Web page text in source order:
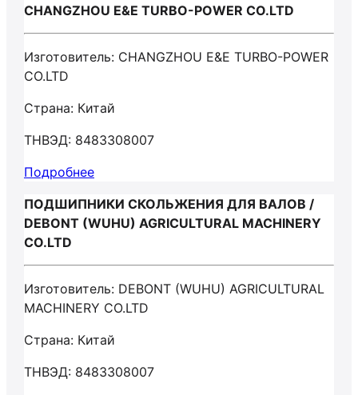
CHANGZHOU E&E TURBO-POWER CO.LTD
Изготовитель: CHANGZHOU E&E TURBO-POWER
CO.LTD
Страна: Китай
ТНВЭД: 8483308007
Подробнее
ПОДШИПНИКИ СКОЛЬЖЕНИЯ ДЛЯ ВАЛОВ /
DEBONT (WUHU) AGRICULTURAL MACHINERY
CO.LTD
Изготовитель: DEBONT (WUHU) AGRICULTURAL
MACHINERY CO.LTD
Страна: Китай
ТНВЭД: 8483308007